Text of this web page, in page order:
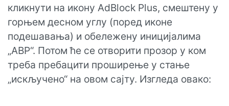
кликнути на икону AdBlock Plus, смештену у
горњем десном углу (поред иконе
подешавања) и обележену иницијалима
„ABP“. Потом ће се отворити прозор у ком
треба пребацити проширење у стање
„искључено“ на овом сајту. Изгледа овако: